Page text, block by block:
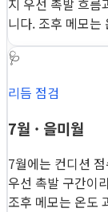
지 우선 촉발 흐름
니다. 조후 메모는
🩺
리듬 점검
7월 · 을미월
7월에는 컨디션
우선 촉발 구간이
조후 메모는 온도